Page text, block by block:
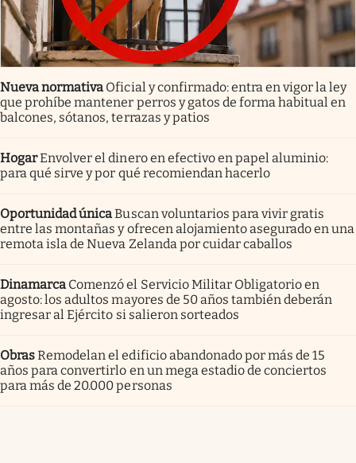
Nueva normativa Oficial y confirmado: entra en vigor la ley
que prohíbe mantener perros y gatos de forma habitual en
balcones, sótanos, terrazas y patios
HogarEnvolver el dinero en efectivo en papel aluminio:
para qué sirve y por qué recomiendan hacerlo
Oportunidad únicaBuscan voluntarios para vivir gratis
entre las montañas y ofrecen alojamiento asegurado en una
remota isla de Nueva Zelanda por cuidar caballos
Dinamarca Comenzó el Servicio Militar Obligatorio en
agosto: los adultos mayores de 50 años también deberán
ingresar al Ejército si salieron sorteados
ObrasRemodelan el edificio abandonado por más de 15
años para convertirlo en un mega estadio de conciertos
para más de 20.000 personas